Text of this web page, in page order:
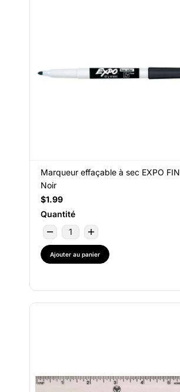
Marqueur effaçable à sec EXPO FIN
Noir
$1.99
Quantité
Ajouter au panier